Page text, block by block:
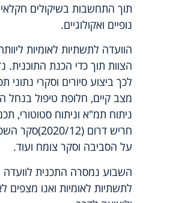
תוך התחשבות בשיקולים
נופיים ואקולוגיים.
הוועדה לתשתיות לאומיות
הצוות תוך כדי הכנת התוכנית.
לכך ביצוע סיורים וסקרי נתוני
מצב קיים, חלופת טיפול בנחל
ניתוח תמ"א וניתוח סטוטורי,
חריש דרום (2020/
על הסביבה וסקר צומח ועוד.
השבוע נמסרה התכנית לוועדה
לתשתיות לאומיות ואנו מצפים